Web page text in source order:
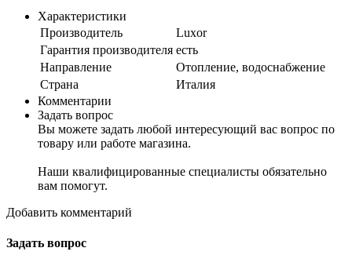
Характеристики
Производитель
Luxor
Гарантия производителя есть
Направление
Отопление, водоснабжение
Страна
Италия
Комментарии
Задать вопрос
Вы можете задать любой интересующий вас вопрос по
товару или работе магазина.
Наши квалифицированные специалисты обязательно
вам помогут.
Добавить комментарий
Задать вопрос